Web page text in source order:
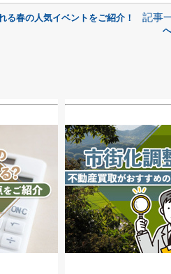
春の人気イベントをご紹介！ 記事